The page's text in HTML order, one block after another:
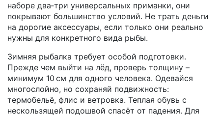
наборе два‑три универсальных приманки, они
покрывают большинство условий. Не трать деньги
на дорогие аксессуары, если только они реально
нужны для конкретного вида рыбы.
Зимняя рыбалка требует особой подготовки.
Прежде чем выйти на лёд, проверь толщину –
минимум 10 см для одного человека. Одевайся
многослойно, но сохраняй подвижность:
термобельё, флис и ветровка. Теплая обувь с
нескользящей подошвой спасёт от падения. Для